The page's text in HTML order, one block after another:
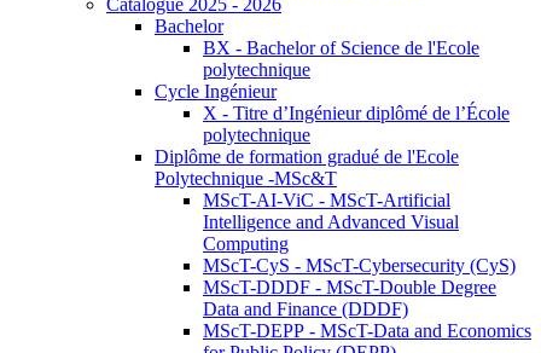
Catalogue 2025 - 2026
Bachelor
BX - Bachelor of Science de l'Ecole
polytechnique
Cycle Ingénieur
X - Titre d’Ingénieur diplômé de l’École
polytechnique
Diplôme de formation gradué de l'Ecole
Polytechnique -MSc&T
MScT-AI-ViC - MScT-Artificial
Intelligence and Advanced Visual
Computing
MScT-CyS - MScT-Cybersecurity (CyS)
MScT-DDDF - MScT-Double Degree
Data and Finance (DDDF)
MScT-DEPP - MScT-Data and Economics